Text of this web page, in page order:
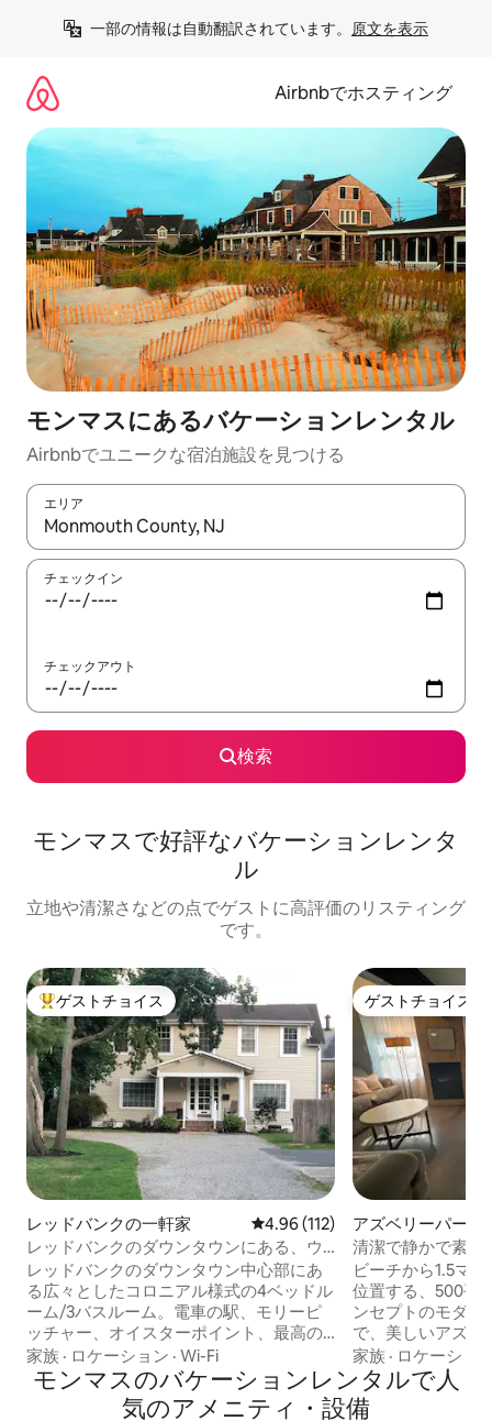
一部の情報は自動翻訳されています。 原文を表示
Airbnbでホスティング
モンマスにあるバケーションレンタル
Airbnbでユニークな宿泊施設を見つける
エリア
検索結果が表示されたら、上下の矢印キーを使って移動するか
チェックイン
チェックアウト
検索
モンマスで好評なバケーションレンタ
ル
立地や清潔さなどの点でゲストに高評価のリスティング
です。
大好評のゲストチョイスです。
ゲストチョイス
レッドバンクの一軒家 レビュー112件、5つ星中4.96つ
4.96 (112)
レッドバンクのダウンタウンにある、ウ
ェディング会場近くの宿泊先
レッドバンクのダウンタウン中心部にあ
る広々としたコロニアル様式の4ベッドル
ーム/3バスルーム。電車の駅、モリーピ
ッチャー、オイスターポイント、最高の
レストランやバーから徒歩圏内の便利な
ロケーション。定員9名。フルキッチンは
ダイニングルームとバーエリアにつなが
っています。屋外グリル、ファイヤーピ
家族 · ロケーション · Wi-Fi
ゲストチョイス
ゲストチョイス
アズベリーパーク
ン・アパート
清潔で静かで素晴
す。
ビーチから1.5マ
位置する、500平
ンセプトのモダン
で、美しいアズベ
クスしてお楽しみくださ
食器洗い機、ワイ
います。高速Wi-
テレビ。 磨かれたコンクリートの床、リ
家族 · ロケーショ
モンマスのバケーションレンタルで人
気のアメニティ・設備